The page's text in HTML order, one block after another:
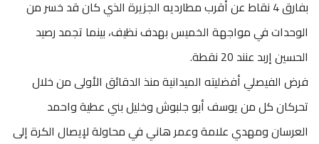
بفارق 4 نقاط عن أقرب مطارديه الجزيرة الذي كان قد خسر من
الوحدات في مواجهة الخميس بهدف نظيف، بينما تجمد رصيد
الحسين إربد عنند 20 نقطة.
فرض الفيصلي أفضليته الميدانية منذ الدقائق الأولى من خلال
تحركان كل من يوسف أبو جلبوش وخليل بني عطية واحمد
العرسان ومهدي علامة وعمر هاني في محاولة لإيصال الكرة إلى